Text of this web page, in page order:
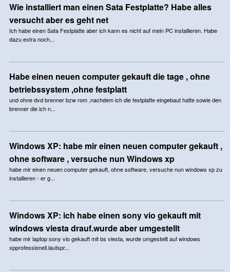
Wie installiert man einen Sata Festplatte? Habe alles
versucht aber es geht net
Ich habe einen Sata Festplatte aber ich kann es nicht auf mein PC installieren. Habe
dazu extra noch...
Habe einen neuen computer gekauft die tage , ohne
betriebssystem ,ohne festplatt
und ohne dvd brenner bzw rom ,nachdem ich die festplatte eingebaut hatte sowie den
brenner die ich n...
Windows XP: habe mir einen neuen computer gekauft ,
ohne software , versuche nun Windows xp
habe mir einen neuen computer gekauft, ohne software, versuche nun windows xp zu
installieren - er g...
Windows XP: ich habe einen sony vio gekauft mit
windows viesta drauf.wurde aber umgestellt
habe mir laptop sony vio gekauft mit bs viesta, wurde umgestellt auf windows
xpprofessionell.lautspr...